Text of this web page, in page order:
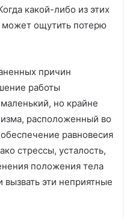
какой-либо из этих
может ощутить потерю
причин
работы
но крайне
расположенный во
равновесия
стрессы, усталость,
положения тела
вызвать эти неприятные